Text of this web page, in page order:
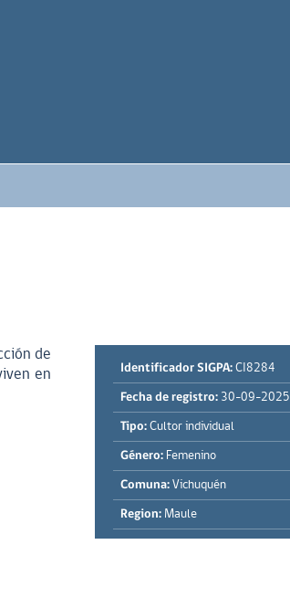
de
en
Identificador SIGPA: CI8284
Fecha de registro: 30-09-2025
Tipo: Cultor individual
Género: Femenino
Comuna: Vichuquén
Region: Maule